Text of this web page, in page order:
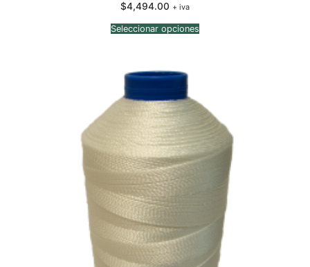
$4,494.00 + iva
Seleccionar opciones